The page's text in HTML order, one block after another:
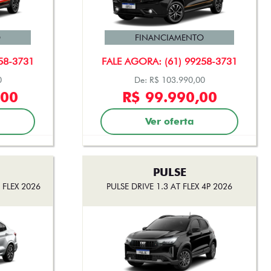
3731 FALE AGORA: (61) 99258-3731
FINANCIAMENTO
De: R$ 103.990,00
R$ 99.990,00
Ver oferta
2026
PULSE
PULSE DRIVE 1.3 AT FLEX 4P 2026